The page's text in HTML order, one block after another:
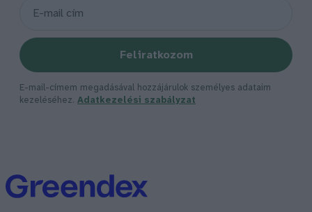
Feliratkozom
E-mail-címem megadásával hozzájárulok személyes adataim
kezeléséhez. Adatkezelési szabályzat